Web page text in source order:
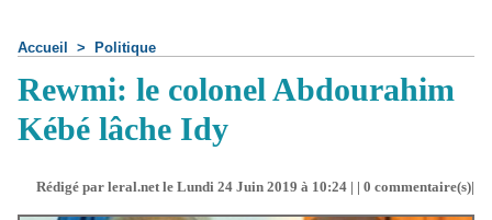
Accueil > Politique
Rewmi: le colonel Abdourahim
Kébé lâche Idy
Rédigé par leral.net le Lundi 24 Juin 2019 à 10:24 | | 0 commentaire(s)|